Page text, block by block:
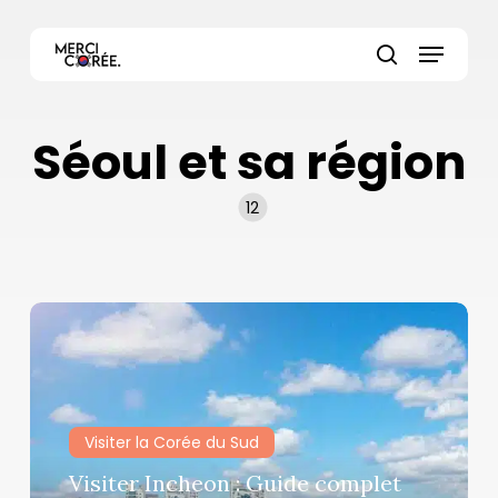
Menu
Séoul et sa région
12
Visiter
Incheon
complet
découvrir
Visiter la Corée du Sud
Visiter Incheon : Guide complet